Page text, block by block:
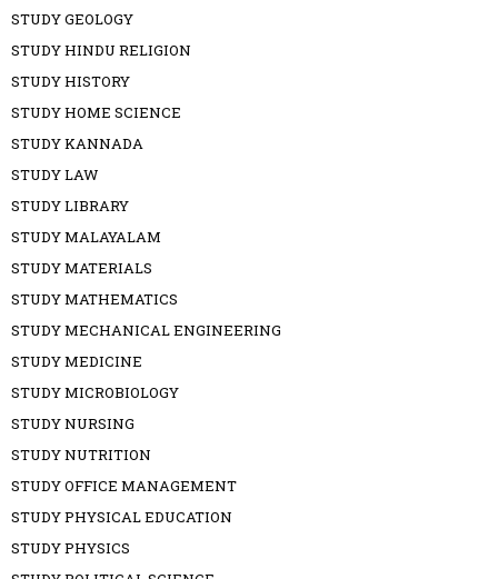
STUDY GEOLOGY
STUDY HINDU RELIGION
STUDY HISTORY
STUDY HOME SCIENCE
STUDY KANNADA
STUDY LAW
STUDY LIBRARY
STUDY MALAYALAM
STUDY MATERIALS
STUDY MATHEMATICS
STUDY MECHANICAL ENGINEERING
STUDY MEDICINE
STUDY MICROBIOLOGY
STUDY NURSING
STUDY NUTRITION
STUDY OFFICE MANAGEMENT
STUDY PHYSICAL EDUCATION
STUDY PHYSICS